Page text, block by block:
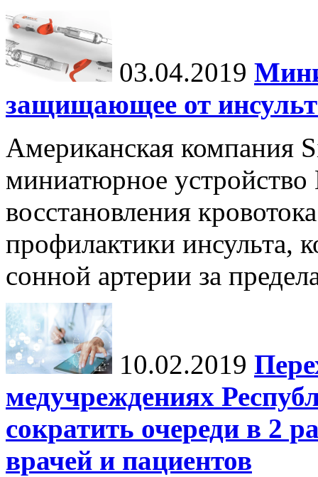
03.04.2019
защищающее от
Американская компания
миниатюрное устройство
восстановления
профилактики инсульта,
сонной артерии за
10.02.2019
медучреждениях
сократить очереди в 2
врачей и пациентов